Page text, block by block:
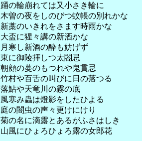
踊の輪崩れては又小さき輪に
木曽の夜をしのびつ蚊帳の別れかな
新藁のいきれをさます時雨かな
大盃に猩々講の新酒かな
月寒し新酒の酔も妨げず
東に御陵拝しつ太閤忌
朝顔の蔓のもつれや鬼貫忌
竹村や百舌の叫びに日の落つる
落鮎や天竜川の霧の底
風寒み蟲は燈影をしたひよる
庭の闇虫の声々更けにけり
菊の名に滴露とあるがふさはしき
山風にひょろひょろ露の女郎花